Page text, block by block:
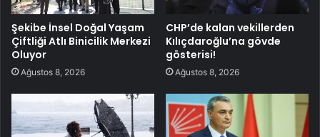
Şekibe İnsel Doğal Yaşam
Çiftliği Atlı Binicilik Merkezi
Oluyor
Ağustos 8, 2026
CHP’de kalan vekillerden
Kılıçdaroğlu’na gövde
gösterisi!
Ağustos 8, 2026